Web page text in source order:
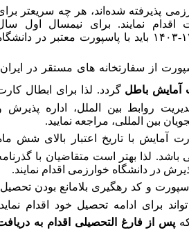
پذیرفته شده‌اند، هر چه سریعتر برای
اقدام نمایند. برای نیمسال اول سال
تحصیلی ۱۴۰۴-۱۴۰۳ باید با پاسپورت معتبر در دانشگاه
از سفارتخانه های مستقر در ایران،
آمایش باطلگردد. لذا برای ابطال کارت
روابط بین الملل، اداره پذیرش و
بین المللی، مراجعه نمایید.
آمایش با تاریخ اعتبار بالای شش ماه
­باشد. لذا بهتر است متقاضیان با گذرنامه
در دانشگاه خوارزمی اقدام نمایند.
و کد رهگیری بلامانع بودن تحصیل،
برای ادامه تحصیل خود اقدام نماید.
پس از فارغ التحصیلی اقدام به دریافت